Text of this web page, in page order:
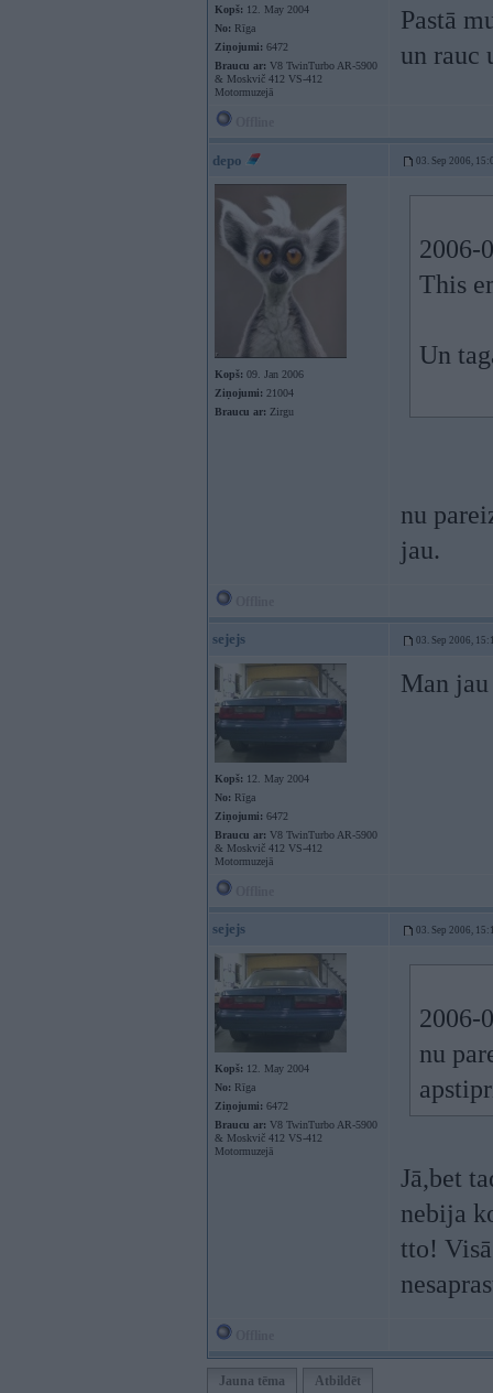
Kopš: 12. May 2004
No: Rīga
Ziņojumi: 6472
Braucu ar: V8 TwinTurbo AR-5900
& Moskvič 412 VS-412
Motormuzejā
Pastā
un rauc
depo 03. Sep 2006,
Kopš: 09. Jan 2006
Ziņojumi: 21004
Braucu ar: Zirgu
2006-
This
Un
nu
jau.
sejejs 03. Sep 2006,
Kopš: 12. May 2004
No: Rīga
Ziņojumi: 6472
Braucu ar: V8 TwinTurbo AR-5900
& Moskvič 412 VS-412
Motormuzejā
Man
sejejs 03. Sep 2006,
Kopš: 12. May 2004
No: Rīga
Ziņojumi: 6472
Braucu ar: V8 TwinTurbo AR-5900
& Moskvič 412 VS-412
Motormuzejā
2006-
nu
Jā,bet
nebija
tto!
Jauna tēma Atbildēt